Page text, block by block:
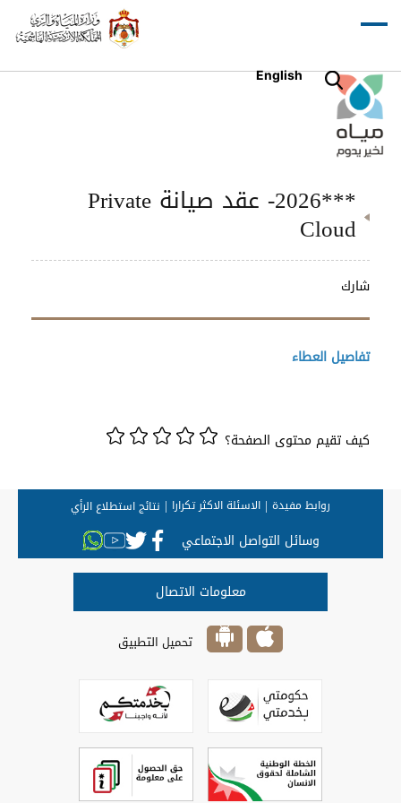
English
***2026- عقد صيانة Private
Cloud
شارك
تفاصيل العطاء
كيف تقيم محتوى الصفحة؟
روابط مفيدة الاسئلة الاكثر تكرارا نتائج استطلاع الرأي
وسائل التواصل الاجتماعي
معلومات الاتصال
تحميل التطبيق